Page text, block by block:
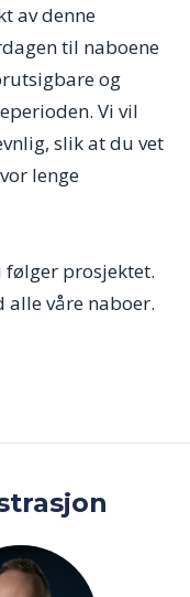
av denne
til naboene
og
Vi vil
slik at du vet
lenge
følger prosjektet.
alle våre naboer.